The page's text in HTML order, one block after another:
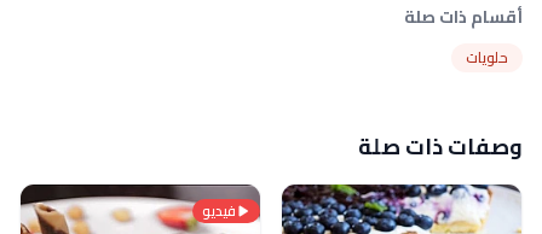
أقسام ذات صلة
حلويات
وصفات ذات صلة
فيديو